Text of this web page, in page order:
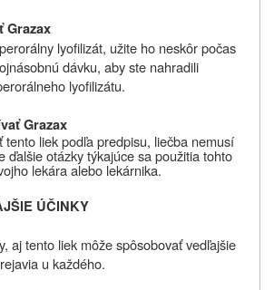
Grazax
lyofilizát, užite ho neskôr počas
dávku, aby ste nahradili
lyofilizátu.
Grazax
liek podľa predpisu, liečba nemusí
ďalšie otázky týkajúce sa použitia tohto
lekára alebo lekárnika.
ÚČINKY
aj tento liek môže spôsobovať vedľajšie
u každého.